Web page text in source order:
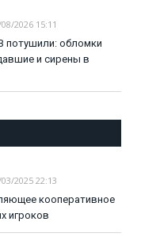
2026 15:11
обломки
и сирены в
2025 22:13
кооперативное
игроков